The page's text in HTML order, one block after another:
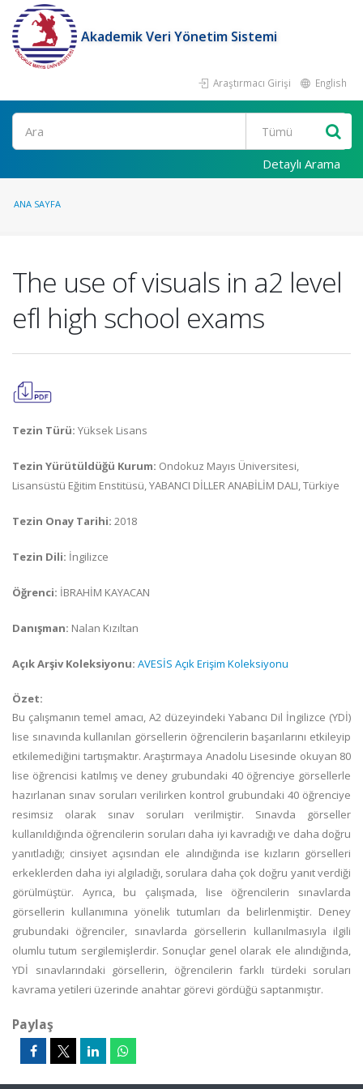
Akademik Veri Yönetim Sistemi
Araştırmacı Girişi English
Ara
Detaylı Arama
ANA SAYFA
The use of visuals in a2 level
efl high school exams
Tezin Türü: Yüksek Lisans
Tezin Yürütüldüğü Kurum: Ondokuz Mayıs Üniversitesi,
Lisansüstü Eğitim Enstitüsü, YABANCI DİLLER ANABİLİM DALI, Türkiye
Tezin Onay Tarihi: 2018
Tezin Dili: İngilizce
Öğrenci: İBRAHİM KAYACAN
Danışman: Nalan Kızıltan
Açık Arşiv Koleksiyonu: AVESİS Açık Erişim Koleksiyonu
Özet:
Bu çalışmanın temel amacı, A2 düzeyindeki Yabancı Dil İngilizce (YDİ)
lise sınavında kullanılan görsellerin öğrencilerin başarılarını etkileyip
etkilemediğini tartışmaktır. Araştırmaya Anadolu Lisesinde okuyan 80
lise öğrencisi katılmış ve deney grubundaki 40 öğrenciye görsellerle
hazırlanan sınav soruları verilirken kontrol grubundaki 40 öğrenciye
resimsiz olarak sınav soruları verilmiştir. Sınavda görseller
kullanıldığında öğrencilerin soruları daha iyi kavradığı ve daha doğru
yanıtladığı; cinsiyet açısından ele alındığında ise kızların görselleri
erkeklerden daha iyi algıladığı, sorulara daha çok doğru yanıt verdiği
görülmüştür. Ayrıca, bu çalışmada, lise öğrencilerin sınavlarda
görsellerin kullanımına yönelik tutumları da belirlenmiştir. Deney
grubundaki öğrenciler, sınavlarda görsellerin kullanılmasıyla ilgili
olumlu tutum sergilemişlerdir. Sonuçlar genel olarak ele alındığında,
YDİ sınavlarındaki görsellerin, öğrencilerin farklı türdeki soruları
kavrama yetileri üzerinde anahtar görevi gördüğü saptanmıştır.
Paylaş